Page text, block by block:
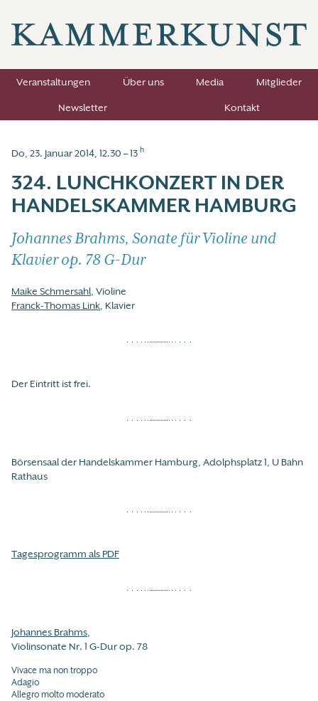
Veranstaltungen Über uns Media
Mitglieder
Newsletter
Kontakt
Do, 23. Januar 2014, 12.30 – 13 h
324. LUNCHKONZERT IN DER
HANDELSKAMMER HAMBURG
Johannes Brahms, Sonate für Violine und
Klavier op. 78 G-Dur
Maike Schmersahl, Violine
Franck-Thomas Link, Klavier
Der Eintritt ist frei.
Börsensaal der Handelskammer Hamburg, Adolphsplatz 1, U Bahn
Rathaus
Tagesprogramm als PDF
Johannes Brahms,
Violinsonate Nr. 1 G-Dur op. 78
Vivace ma non troppo
Adagio
Allegro molto moderato